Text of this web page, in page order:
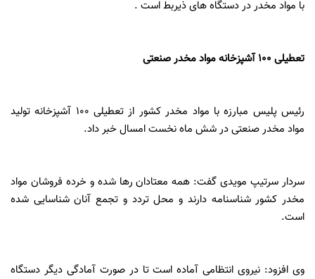
با مواد مخدر در دستگاه های ذیربط است .
تعطیلی 100 آشپزخانه مواد مخدر صنعتی
رئیس پلیس مبارزه با مواد مخدر کشور از تعطیلی 100 آشپزخانه تولید
مواد مخدر صنعتی در شش ماه نخست امسال خبر داد.
سردار سرتیپ مویدی گفت: همه معتادان رها شده و خرده فروشان مواد
مخدر کشور شناسنامه دارند و محل تردد و تجمع آنان شناسایی شده
است.
وی افزود: نیروی انتظامی آماده است تا در صورت آمادگی دیگر دستگاه